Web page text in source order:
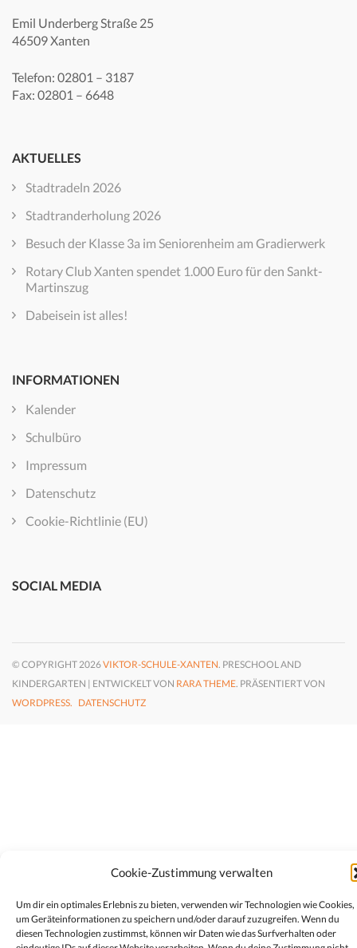
Cookie-Zustimmung verwalten
Um dir ein optimales Erlebnis zu bieten, verwenden wir Technologien wie Cookies,
um Geräteinformationen zu speichern und/oder darauf zuzugreifen. Wenn du
diesen Technologien zustimmst, können wir Daten wie das Surfverhalten oder
Emil Underberg Straße 25
46509 Xanten
Telefon: 02801 – 3187
Fax: 02801 – 6648
AKTUELLES
Stadtradeln 2026
Stadtranderholung 2026
Besuch der Klasse 3a im Seniorenheim am Gradierwerk
Rotary Club Xanten spendet 1.000 Euro für den Sankt-
Martinszug
Dabeisein ist alles!
INFORMATIONEN
Kalender
Schulbüro
Impressum
Datenschutz
Cookie-Richtlinie (EU)
SOCIAL MEDIA
© COPYRIGHT 2026VIKTOR-SCHULE-XANTEN. PRESCHOOL AND
KINDERGARTEN | ENTWICKELT VON RARA THEME. PRÄSENTIERT VON
WORDPRESS. DATENSCHUTZ